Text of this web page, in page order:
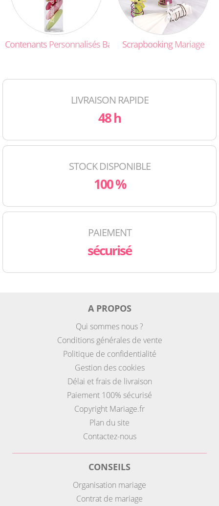
Contenants Personnalisés BaptêmeScrapbookingMariage
LIVRAISON RAPIDE
48 h
STOCK DISPONIBLE
100 %
PAIEMENT
sécurisé
A PROPOS
Qui sommes nous ?
Conditions générales de vente
Politique de confidentialité
Gestion des cookies
Délai et frais de livraison
Paiement 100% sécurisé
Copyright Mariage.fr
Plan du site
Contactez-nous
CONSEILS
Organisation mariage
Contrat de mariage